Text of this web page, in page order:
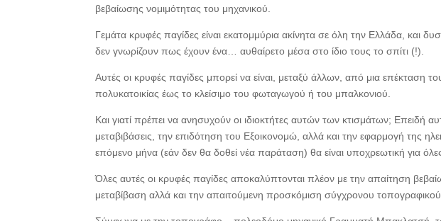
βεβαίωσης νομιμότητας του μηχανικού.
Γεμάτα κρυφές παγίδες είναι εκατομμύρια ακίνητα σε όλη την Ελλάδα, και
δεν γνωρίζουν πως έχουν ένα… αυθαίρετο μέσα στο ίδιο τους το σπίτι (!).
Αυτές οι κρυφές παγίδες μπορεί να είναι, μεταξύ άλλων, από μια επέκταση
πολυκατοικίας έως το κλείσιμο του φωταγωγού ή του μπαλκονιού.
Και γιατί πρέπει να ανησυχούν οι ιδιοκτήτες αυτών των κτισμάτων; Επειδή
μεταβιβάσεις, την επιδότηση του Εξοικονομώ, αλλά και την εφαρμογή της
επόμενο μήνα (εάν δεν θα δοθεί νέα παράταση) θα είναι υποχρεωτική για
Όλες αυτές οι κρυφές παγίδες αποκαλύπτονται πλέον με την απαίτηση
μεταβίβαση αλλά και την απαιτούμενη προσκόμιση σύγχρονου τοπογραφικού.